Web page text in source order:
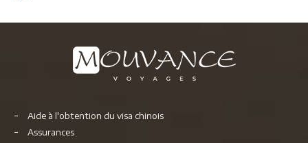
Aide à l'obtention du visa chinois
Assurances